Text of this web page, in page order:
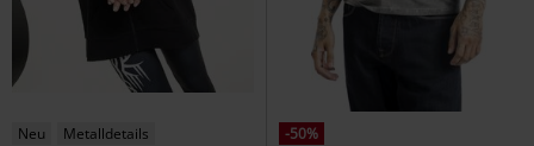
Neu
Metalldetails
-50%